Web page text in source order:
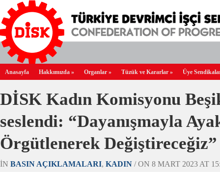
Anasayfa Hakkımızda » Organlar » Tüzük ve Kararlar » Üye
DİSK Kadın Komisyonu
seslendi: “Dayanışmayla
Örgütlenerek Değiştireceğiz”
IN BASIN AÇIKLAMALARI, KADIN / ON 8 MART 2023 AT